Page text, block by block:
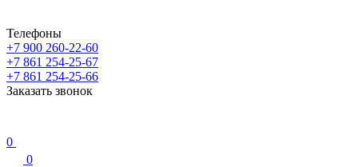
Телефоны
+7 900 260-22-60
+7 861 254-25-67
+7 861 254-25-66
Заказать звонок
0
0